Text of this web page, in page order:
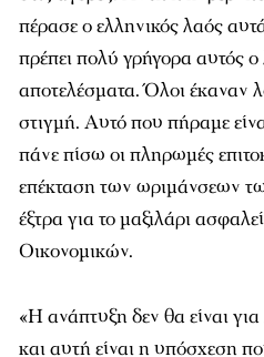
πέρασε ο ελληνικός λαός
πρέπει πολύ γρήγορα αυτός ο
αποτελέσματα. Όλοι έκαναν
στιγμή. Αυτό που πήραμε
πάνε πίσω οι πληρωμές
επέκταση των ωριμάνσεων
έξτρα για το μαξιλάρι
Οικονομικών.
«Η ανάπτυξη δεν θα είναι
και αυτή είναι η υπόσχεση